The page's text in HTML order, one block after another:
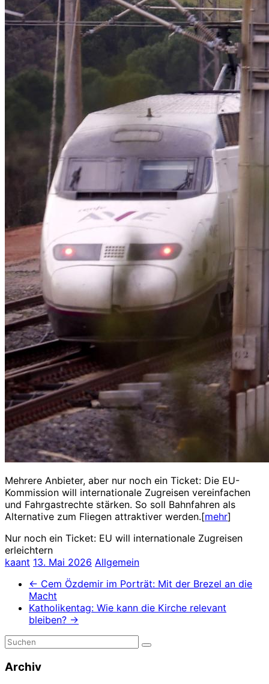
Mehrere Anbieter, aber nur noch ein Ticket: Die EU-
Kommission will internationale Zugreisen vereinfachen
und Fahrgastrechte stärken. So soll Bahnfahren als
Alternative zum Fliegen attraktiver werden.[mehr]
Nur noch ein Ticket: EU will internationale Zugreisen
erleichtern
kaant 13. Mai 2026 Allgemein
← Cem Özdemir im Porträt: Mit der Brezel an die
Macht
Katholikentag: Wie kann die Kirche relevant
bleiben? →
Archiv